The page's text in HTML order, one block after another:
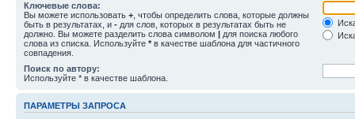
Ключевые слова:
Вы можете использовать + , чтобы определить слова, которые должны
быть в результатах, и - для слов, которых в результатах быть не
должно. Вы можете разделить слова символом | для поиска любого
слова из списка. Используйте * в качестве шаблона для частичного
совпадения.
Поиск по автору:
Используйте * в качестве шаблона.
ПАРАМЕТРЫ ЗАПРОСА